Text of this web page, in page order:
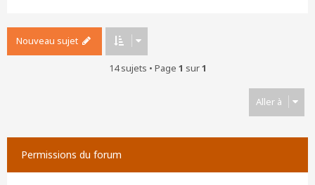
Nouveau sujet
14 sujets • Page 1 sur1
Aller à
Permissions du forum